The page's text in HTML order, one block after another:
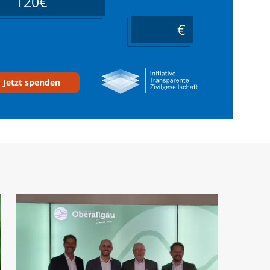
Jetzt spenden